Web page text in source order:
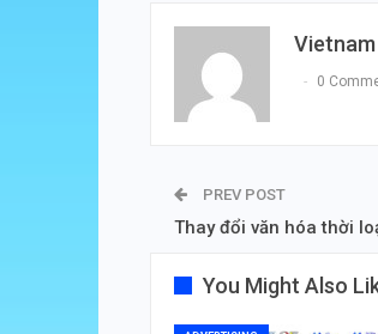
0
PREV POST
Thay đổi văn hóa thời
You Might Also